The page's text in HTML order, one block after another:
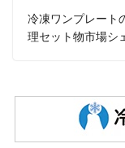
冷凍ワンプレート
理セット物市場シ